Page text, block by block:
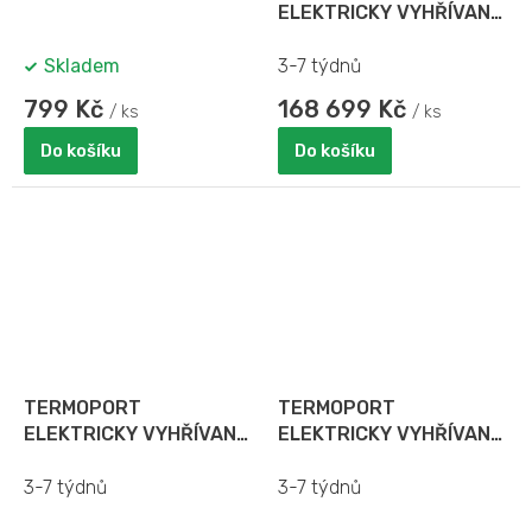
Skladem
799 Kč / ks
Do košíku
ELEKTRICKY VYHŘÍVANÝ
3-7 týdnů
168 699 Kč / ks
Do košíku
TERMOPORT
ELEKTRICKY VYHŘÍVANÝ
3-7 týdnů
TERMOPORT
ELEKTRICKY VYHŘÍVANÝ
3-7 týdnů